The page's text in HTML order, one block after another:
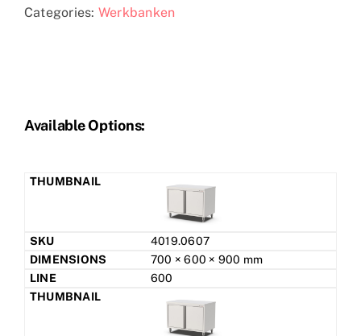
Categories: Werkbanken
Available Options:
4019.0607
700 × 600 × 900 mm
600